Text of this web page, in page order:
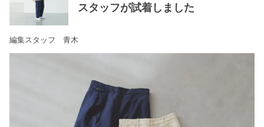
スタッフが試着しました
編集スタッフ 青木